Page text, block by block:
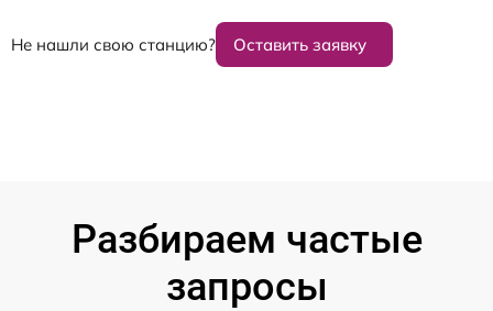
Не нашли свою станцию? Оставить заявку
Разбираем частые
запросы